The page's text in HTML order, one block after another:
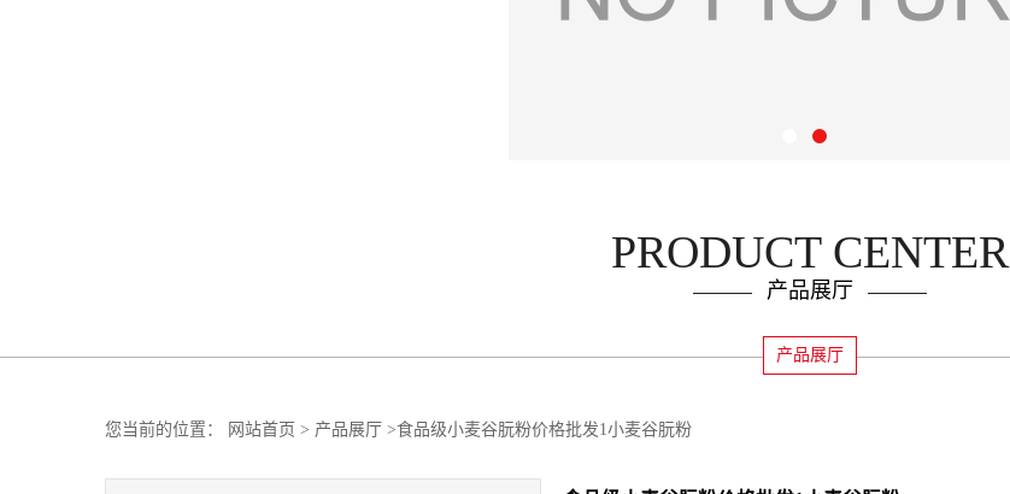
PRODUCT CENTER
产品展厅
产品展厅
您当前的位置： 网站首页 > 产品展厅 >食品级小麦谷朊粉价格批发1小麦谷朊粉